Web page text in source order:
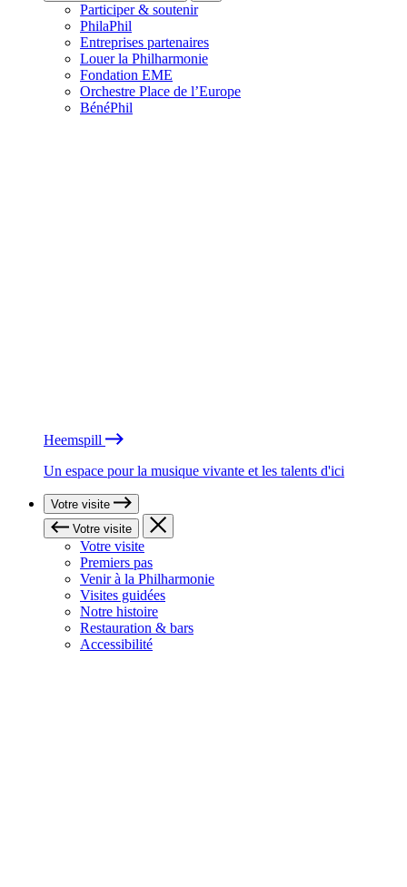
Participer & soutenir
PhilaPhil
Entreprises partenaires
Louer la Philharmonie
Fondation EME
Orchestre Place de l’Europe
BénéPhil
Heemspill
Un espace pour la musique vivante et les talents d'ici
Votre visite
Votre visite
Votre visite
Premiers pas
Venir à la Philharmonie
Visites guidées
Notre histoire
Restauration & bars
Accessibilité